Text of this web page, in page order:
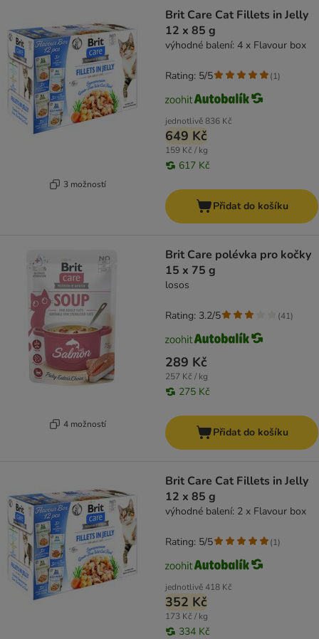
3 možností
Brit Care Cat Fillets in Jelly
12 x 85 g
výhodné balení: 4 x Flavour box
jednotlivě836 Kč
649 Kč
159 Kč / kg
617 Kč
Rating: 5/5 (1)
Přidat do košíku
4 možností
Brit Care polévka pro kočky
15 x 75 g
losos
289 Kč
257 Kč / kg
275 Kč
Rating: 3.2/5 (41)
Přidat do košíku
Brit Care Cat Fillets in Jelly
12 x 85 g
výhodné balení: 2 x Flavour box
jednotlivě418 Kč
352 Kč
173 Kč / kg
334 Kč
Rating: 5/5 (1)